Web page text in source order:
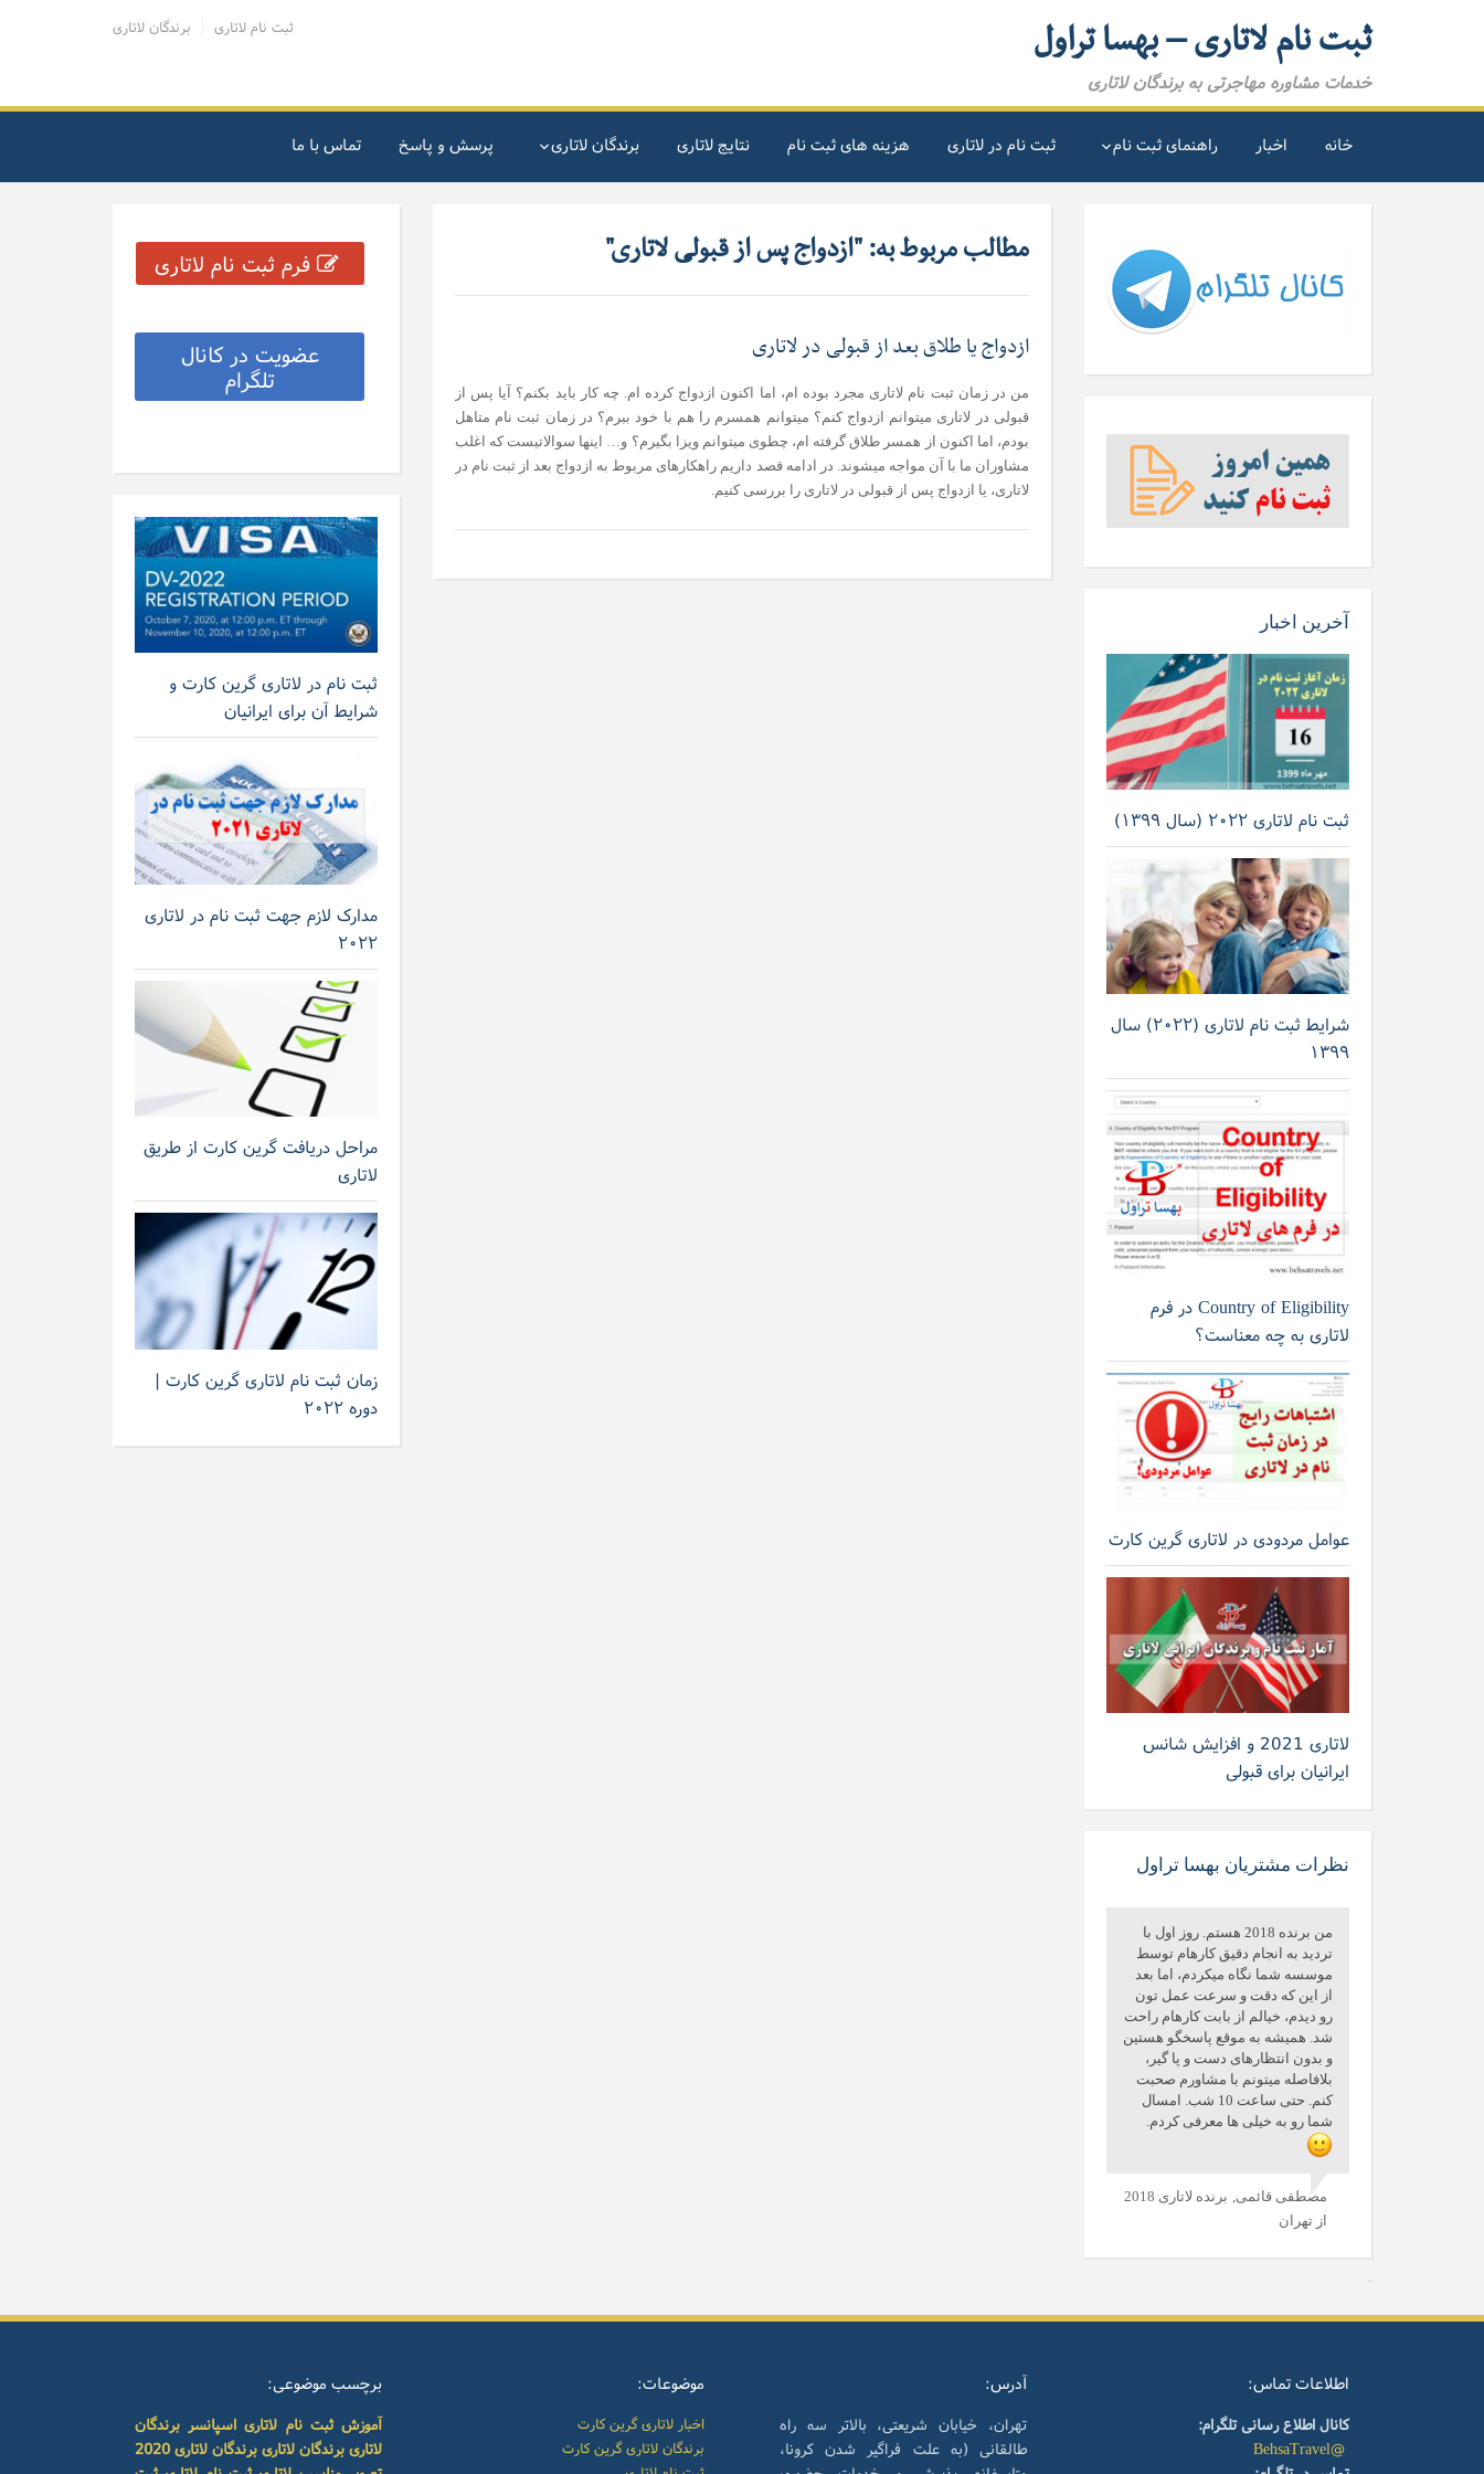
ثبت نام لاتاری – بهسا تراول
خدمات مشاوره مهاجرتی به برندگان لاتاری
برندگان لاتاری ثبت نام لاتاری
خانه اخبار راهنمای ثبت نام ثبت نام در لاتاری هزینه های ثبت نام نتایج لاتاری برندگان لاتاری پرسش و پاسخ تماس با ما
فرم ثبت نام لاتاری
عضویت در کانال
تلگرام
ثبت نام در لاتاری گرین کارت و
شرایط آن برای ایرانیان
مدارک لازم جهت ثبت نام در لاتاری
۲۰۲۲
مراحل دریافت گرین کارت از طریق
لاتاری
زمان ثبت نام لاتاری گرین کارت |
دوره ۲۰۲۲
مطالب مربوط به: "ازدواج پس از قبولی لاتاری"
ازدواج یا طلاق بعد از قبولی در لاتاری
من در زمان ثبت نام لاتاری مجرد بوده ام، اما اکنون ازدواج کرده ام. چه کار باید بکنم؟ آیا پس از
قبولی در لاتاری میتوانم ازدواج کنم؟ میتوانم همسرم را هم با خود ببرم؟ در زمان ثبت نام متاهل
بودم، اما اکنون از همسر طلاق گرفته ام، چطوی میتوانم ویزا بگیرم؟ و… اینها سوالاتیست که اغلب
مشاوران ما با آن مواجه میشوند. در ادامه قصد داریم راهکارهای مربوط به ازدواج بعد از ثبت نام در
لاتاری، یا ازدواج پس از قبولی در لاتاری را بررسی کنیم.
آخرین اخبار
ثبت نام لاتاری ۲۰۲۲ (سال ۱۳۹۹)
شرایط ثبت نام لاتاری (۲۰۲۲) سال
۱۳۹۹
Country of Eligibility در فرم
لاتاری به چه معناست؟
عوامل مردودی در لاتاری گرین کارت
لاتاری 2021 و افزایش شانس
ایرانیان برای قبولی
نظرات مشتریان بهسا تراول
من برنده 2018 هستم. روز اول با
تردید به انجام دقیق کارهام توسط
موسسه شما نگاه میکردم، اما بعد
از این که دقت و سرعت عمل تون
رو دیدم، خیالم از بابت کارهام راحت
شد. همیشه به موقع پاسخگو هستین
و بدون انتظارهای دست و پا گیر،
بلافاصله میتونم با مشاورم صحبت
کنم. حتی ساعت 10 شب. امسال
شما رو به خیلی ها معرفی کردم.
مصطفی قائمی,
برنده لاتاری 2018
از تهران
برچسب موضوعی:
آموزش ثبت نام لاتاری اسپانسر برندگان
لاتاری برندگان لاتاری برندگان لاتاری 2020
موضوعات:
اخبار لاتاری گرین کارت
برندگان لاتاری گرین کارت
آدرس:
تهران، خیابان شریعتی، بالاتر سه راه
طالقانی (به علت فراگیر شدن کرونا،
اطلاعات تماس:
کانال اطلاع رسانی تلگرام:
@BehsaTravel